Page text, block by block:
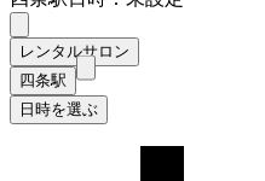
レンタルサロン
四条駅
日時を選ぶ